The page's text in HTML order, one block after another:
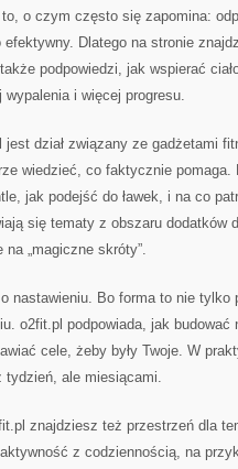
o czym często się zapomina:
efektywny. Dlatego na stronie
podpowiedzi, jak wspierać
i więcej progresu.
jest dział związany ze gadżetami
wiedzieć, co faktycznie
jak podejść do ławek, i na co
się tematy z obszaru
„magiczne skróty”.
nastawieniu. Bo forma to nie tylko
o2fit.pl podpowiada, jak
cele, żeby były Twoje. W
tydzień, ale miesiącami.
znajdziesz też przestrzeń dla
z codziennością, na